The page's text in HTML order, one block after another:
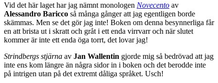
Vid det här laget har jag nämnt monologen Novecento av
Alessandro Baricco så många gånger att jag egentligen borde
skämmas. Men se det gör jag inte! Boken om denna besynnerliga får
en att brista ut i skratt och gråt i ett enda virrvarr och när slutet
kommer är inte ett enda öga torrt, det lovar jag!
Strindbergs stjärna av Jan Wallentin gjorde mig så bedrövad att jag
inte ens kom längre än några sidor in i boken och det berodde inte
på intrigen utan på det extremt dåliga språket. Usch!